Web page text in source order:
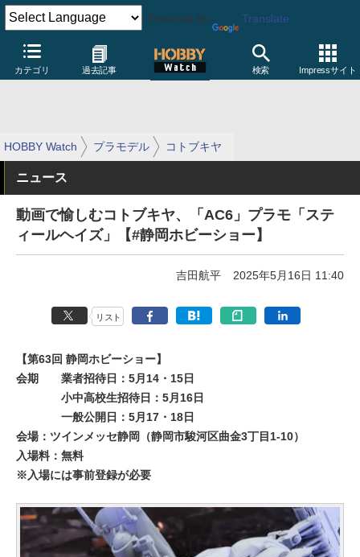
Powered by Translate
カテゴリ 過去記事 検索 Impressサイト
HOBBY Watch プラモデル コトブキヤ
ニュース
動画で愉しむコトブキヤ、「AC6」プラモ「ステ
ィールヘイズ」【#静岡ホビーショー】
吉田航平 2025年5月16日 11:40
リスト
【第63回 静岡ホビーショー】
会期
業者招待日：5月14・15日
小中高校生招待日：5月16日
一般公開日：5月17・18日
会場：ツインメッセ静岡（静岡市駿河区曲金3丁目1-10）
入場料：無料
※入場には事前登録が必要